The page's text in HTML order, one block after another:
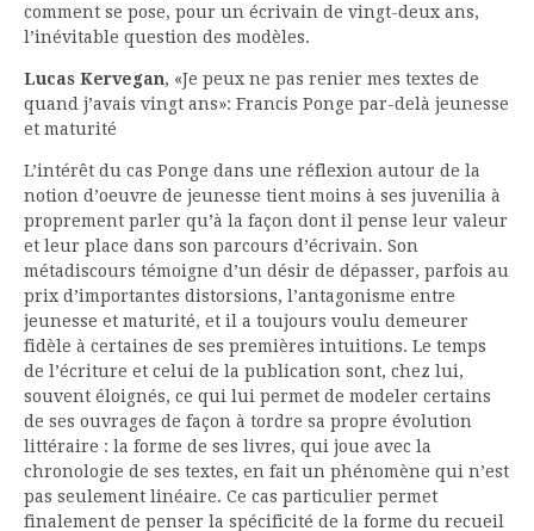
comment se pose, pour un écrivain de vingt-deux ans,
l’inévitable question des modèles.
Lucas Kervegan, «Je peux ne pas renier mes textes de
quand j’avais vingt ans»: Francis Ponge par-delà jeunesse
et maturité
L’intérêt du cas Ponge dans une réflexion autour de la
notion d’oeuvre de jeunesse tient moins à ses juvenilia à
proprement parler qu’à la façon dont il pense leur valeur
et leur place dans son parcours d’écrivain. Son
métadiscours témoigne d’un désir de dépasser, parfois au
prix d’importantes distorsions, l’antagonisme entre
jeunesse et maturité, et il a toujours voulu demeurer
fidèle à certaines de ses premières intuitions. Le temps
de l’écriture et celui de la publication sont, chez lui,
souvent éloignés, ce qui lui permet de modeler certains
de ses ouvrages de façon à tordre sa propre évolution
littéraire : la forme de ses livres, qui joue avec la
chronologie de ses textes, en fait un phénomène qui n’est
pas seulement linéaire. Ce cas particulier permet
finalement de penser la spécificité de la forme du recueil